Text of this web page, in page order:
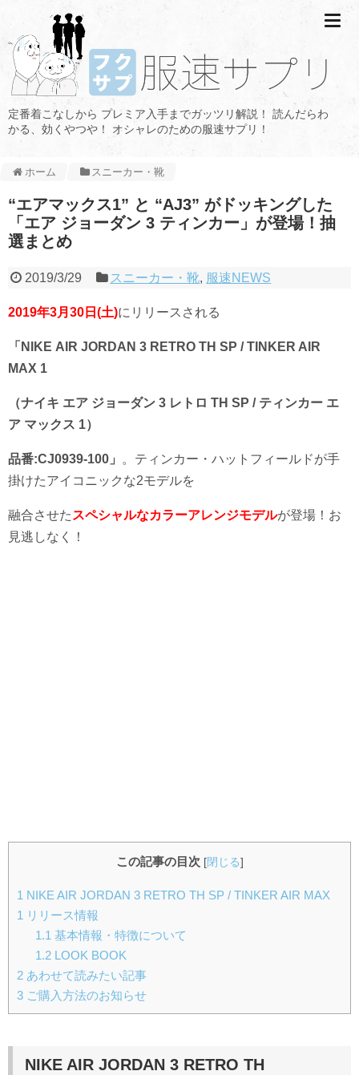
定番着こなしから プレミア入手までガッツリ解説！ 読んだらわ
かる、効くやつや！ オシャレのための服速サプリ！
ホーム スニーカー・靴
“エアマックス1” と “AJ3” がドッキングした
「エア ジョーダン 3 ティンカー」が登場！抽
選まとめ
2019/3/29 スニーカー・靴, 服速NEWS
2019年3月30日(土)にリリースされる
「NIKE AIR JORDAN 3 RETRO TH SP / TINKER AIR
MAX 1
（ナイキ エア ジョーダン 3 レトロ TH SP / ティンカー エ
ア マックス 1）
品番:CJ0939-100」
。ティンカー・ハットフィールドが手
掛けたアイコニックな2モデルを
融合させた スペシャルなカラーアレンジモデルが登場！お
見逃しなく！
この記事の目次 [閉じる]
1 NIKE AIR JORDAN 3 RETRO TH SP / TINKER AIR MAX
1 リリース情報
1.1 基本情報・特徴について
1.2LOOK BOOK
2 あわせて読みたい記事
3 ご購入方法のお知らせ
NIKE AIR JORDAN 3 RETRO TH